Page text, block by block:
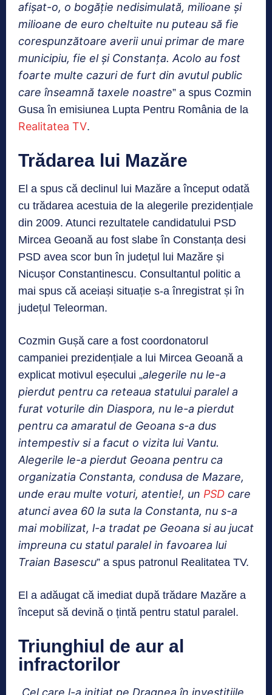
afișat-o, o bogăție nedisimulată, milioane și
milioane de euro cheltuite nu puteau să fie
corespunzătoare averii unui primar de mare
municipiu, fie el și Constanța. Acolo au fost
foarte multe cazuri de furt din avutul public
care înseamnă taxele noastre” a spus Cozmin
Gusa în emisiunea Lupta Pentru România de la
Realitatea TV.
Trădarea lui Mazăre
El a spus că declinul lui Mazăre a început odată
cu trădarea acestuia de la alegerile prezidențiale
din 2009. Atunci rezultatele candidatului PSD
Mircea Geoană au fost slabe în Constanța desi
PSD avea scor bun în județul lui Mazăre și
Nicușor Constantinescu. Consultantul politic a
mai spus că aceiași situație s-a înregistrat și în
județul Teleorman.
Cozmin Gușă care a fost coordonatorul
campaniei prezidențiale a lui Mircea Geoană a
explicat motivul eșecului „alegerile nu le-a
pierdut pentru ca reteaua statului paralel a
furat voturile din Diaspora, nu le-a pierdut
pentru ca amaratul de Geoana s-a dus
intempestiv si a facut o vizita lui Vantu.
Alegerile le-a pierdut Geoana pentru ca
organizatia Constanta, condusa de Mazare,
unde erau multe voturi, atentie!, un PSD care
atunci avea 60 la suta la Constanta, nu s-a
mai mobilizat, l-a tradat pe Geoana si au jucat
impreuna cu statul paralel in favoarea lui
Traian Basescu” a spus patronul Realitatea TV.
El a adăugat că imediat după trădare Mazăre a
început să devină o țintă pentru statul paralel.
Triunghiul de aur al
infractorilor
Cel care l-a inițiat pe Dragnea în investițiile